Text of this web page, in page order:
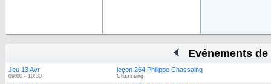
Evénements
Jeu 13 Avr
09:00 - 10:30
leçon 264 Philippe Chassaing
Chassaing